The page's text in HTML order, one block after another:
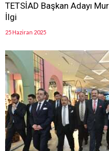
TETSİAD Başkan Adayı
İlgi
25 Haziran 2025